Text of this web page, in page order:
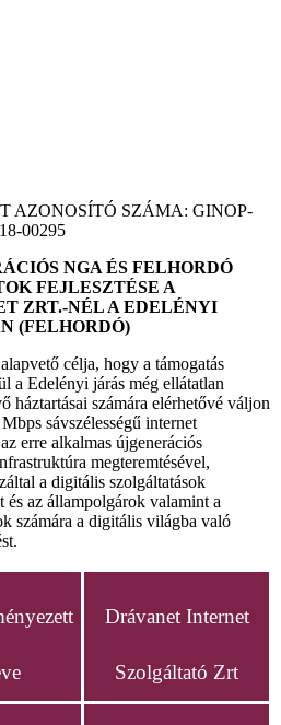
AZONOSÍTÓ SZÁMA: GINOP-
00295
NGA ÉS FELHORDÓ
FEJLESZTÉSE A
ZRT.-NÉL A EDELÉNYI
(FELHORDÓ)
célja, hogy a támogatás
a Edelényi járás még ellátatlan
háztartásai számára elérhetővé váljon
sávszélességű internet
erre alkalmas újgenerációs
megteremtésével,
a digitális szolgáltatások
és az állampolgárok valamint a
számára a digitális világba való
Drávanet Internet
Szolgáltató Zrt